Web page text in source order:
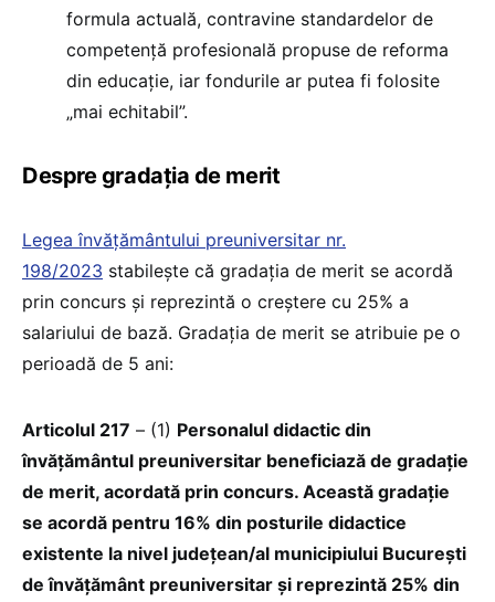
formula actuală, contravine standardelor de
competență profesională propuse de reforma
din educație, iar fondurile ar putea fi folosite
„mai echitabil”.
Despre gradația de merit
Legea învățământului preuniversitar nr.
198/2023 stabilește că gradaţia de merit se acordă
prin concurs și reprezintă o creștere cu 25% a
salariului de bază. Gradația de merit se atribuie pe o
perioadă de 5 ani:
Articolul 217 – (1) Personalul didactic din
învățământul preuniversitar beneficiază de gradație
de merit, acordată prin concurs. Această gradație
se acordă pentru 16% din posturile didactice
existente la nivel județean/al municipiului București
de învățământ preuniversitar și reprezintă 25% din